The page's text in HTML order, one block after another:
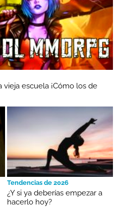
vieja escuela ¡Cómo los de
Tendencias de 2026
¿Y si ya deberías empezar a
hacerlo hoy?